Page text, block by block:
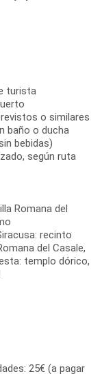
turista
o similares
baño o ducha
bebidas)
según ruta
Romana del
recinto
del Casale,
templo dórico,
25€ (a pagar